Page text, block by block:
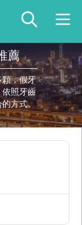
薦
顆，假牙
依照牙齒
的方式。